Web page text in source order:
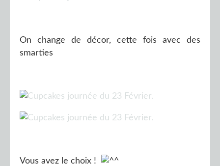
On change de décor, cette fois avec des
smarties
Vous avez le choix !